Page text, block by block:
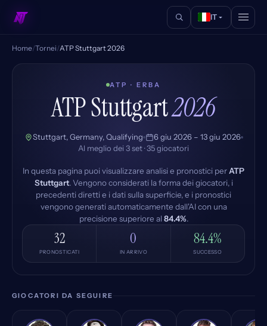
IT
Home/Tornei/ATP Stuttgart 2026
ATP · ERBA
ATP Stuttgart2026
Stuttgart, Germany, Qualifying
6 giu 2026 – 13 giu 2026
Al meglio dei 3 set · 35 giocatori
In questa pagina puoi visualizzare analisi e pronostici per ATP
Stuttgart. Vengono considerati la forma dei giocatori, i
precedenti diretti e i dati sulla superficie, e i pronostici
vengono generati automaticamente dall'AI con una
precisione superiore al 84.4%.
32
PRONOSTICATI
0
IN ARRIVO
84.4%
SUCCESSO
GIOCATORI DA SEGUIRE